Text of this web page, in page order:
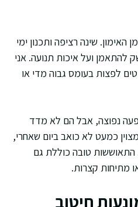
שינה רציפה ותכנון ימי
להתאמן ועל איכות תנועה. אני
לפצות בעומס גבוה מדי או
נפוצה, אבל הם לא מדד
כמעט לא כואב ביום שאחרי,
טובה כוללת גם
מתיחות קצרות.
חיטוב